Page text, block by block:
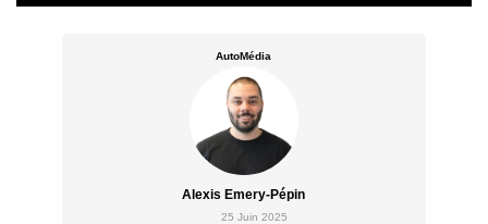
AutoMédia
Alexis Emery-Pépin
25 Juin 2025